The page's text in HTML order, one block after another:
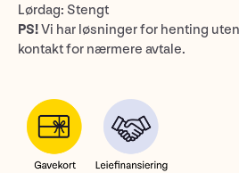
Lørdag: Stengt
PS!Vi har løsninger for henting
kontakt for nærmere avtale.